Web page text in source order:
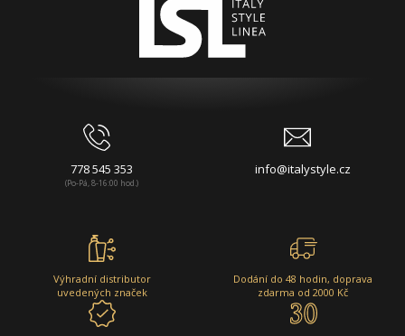
778 545 353
(Po-Pá, 8-16:00 hod.)
info@italystyle.cz
Výhradní distributor
uvedených značek
Dodání do 48 hodin, doprava
zdarma od 2000 Kč